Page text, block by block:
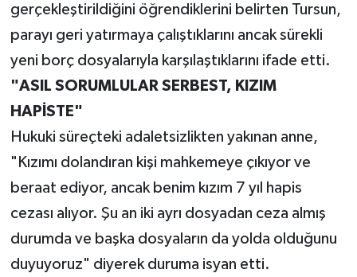
gerçekleştirildiğini öğrendiklerini belirten Tursun,
parayı geri yatırmaya çalıştıklarını ancak sürekli
yeni borç dosyalarıyla karşılaştıklarını ifade etti.
"ASIL SORUMLULAR SERBEST, KIZIM
HAPİSTE"
Hukuki süreçteki adaletsizlikten yakınan anne,
"Kızımı dolandıran kişi mahkemeye çıkıyor ve
beraat ediyor, ancak benim kızım 7 yıl hapis
cezası alıyor. Şu an iki ayrı dosyadan ceza almış
durumda ve başka dosyaların da yolda olduğunu
duyuyoruz" diyerek duruma isyan etti.